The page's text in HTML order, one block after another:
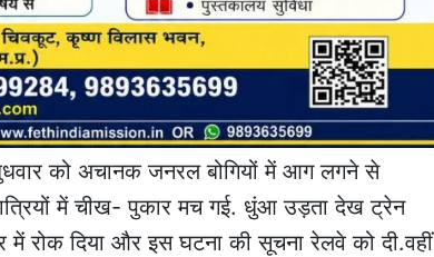
को अचानक जनरल बोगियों में आग लगने से
में चीख- पुकार मच गई. धुंआ उड़ता देख ट्रेन
दिया और इस घटना की सूचना रेलवे को दी.वहीं